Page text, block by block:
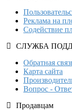
Реклама на
Содействие
СЛУЖБА
Обратная
Карта сайта
Вопрос -
Продавцам